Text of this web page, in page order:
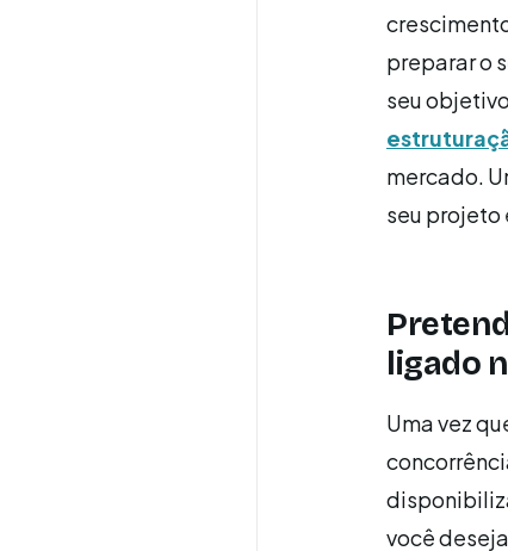
preparar o
seu
mercado.
seu projeto
ligado
Uma vez
você